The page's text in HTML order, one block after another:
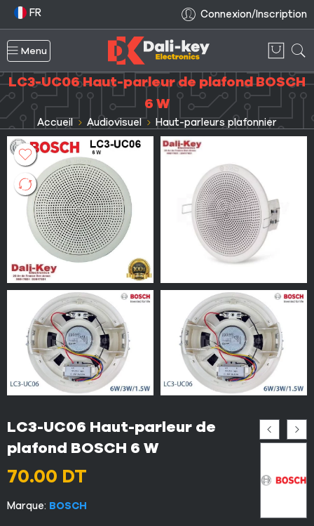
FR Connexion/Inscription
Menu
LC3-UC06 Haut-parleur de plafond BOSCH
6 W
Accueil Audiovisuel Haut-parleurs plafonnier
LC3-UC06 Haut-parleur de
plafond BOSCH 6 W
70.00 DT
Marque: BOSCH